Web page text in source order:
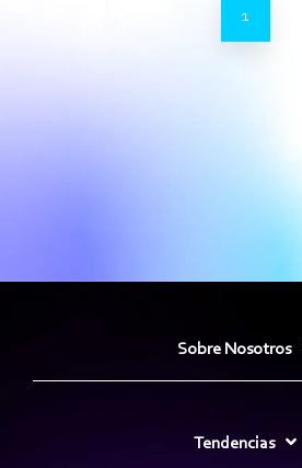
1
Sobre Nosotros
Tendencias